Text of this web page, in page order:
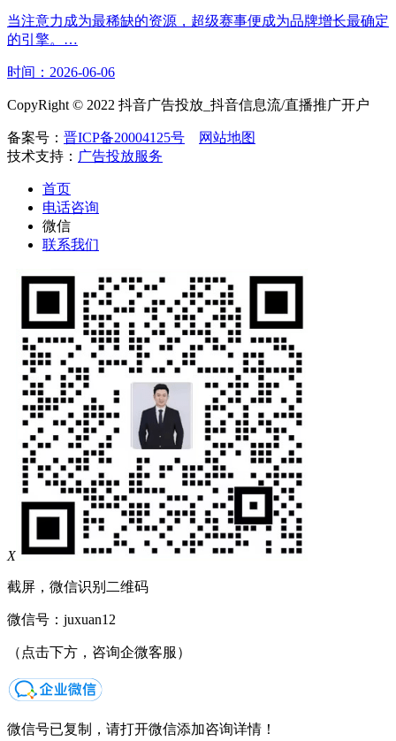
当注意力成为最稀缺的资源，超级赛事便成为品牌增长最确定
的引擎。…
时间：2026-06-06
CopyRight © 2022 抖音广告投放_抖音信息流/直播推广开户
备案号： 晋ICP备20004125号
网站地图
技术支持： 广告投放服务
首页
电话咨询
微信
联系我们
X
截屏，微信识别二维码
微信号： juxuan12
（点击下方，咨询企微客服）
微信号已复制，请打开微信添加咨询详情！